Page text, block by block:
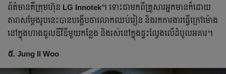
ព័ត៌មានគឺក្រុមហ៊ុន LG Innotek។ ទោះជាមកពីគ្រួសារអ្នកមានក៏ដោយ
តារាសម្ដែងរូបនេះបានបង្ហើបថាលោកឈប់រៀន និងរកការងារធ្វើក្រៅម៉ោង
នៅក្នុងហាងជួលឌីវីឌីមួយកន្លែង និងរស់នៅក្នុងផ្ទះល្វែងលើដំបូលអគារ។
៥. Jung Il Woo